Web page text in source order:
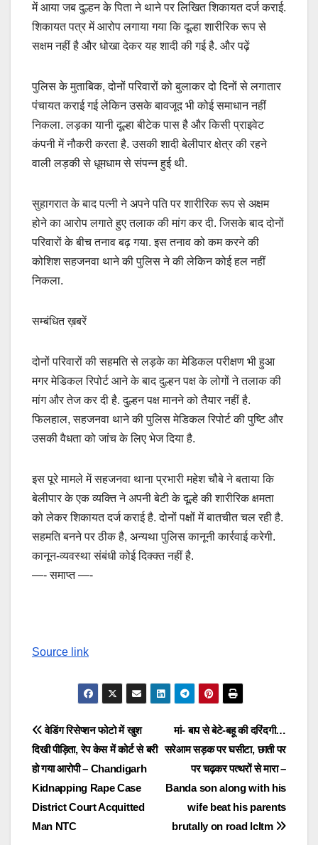
में आया जब दुल्हन के पिता ने थाने पर लिखित शिकायत दर्ज कराई.
शिकायत पत्र में आरोप लगाया गया कि दूल्हा शारीरिक रूप से
सक्षम नहीं है और धोखा देकर यह शादी की गई है. और पढ़ें
पुलिस के मुताबिक, दोनों परिवारों को बुलाकर दो दिनों से लगातार
पंचायत कराई गई लेकिन उसके बावजूद भी कोई समाधान नहीं
निकला. लड़का यानी दूल्हा बीटेक पास है और किसी प्राइवेट
कंपनी में नौकरी करता है. उसकी शादी बेलीपार क्षेत्र की रहने
वाली लड़की से धूमधाम से संपन्न हुई थी.
सुहागरात के बाद पत्नी ने अपने पति पर शारीरिक रूप से अक्षम
होने का आरोप लगाते हुए तलाक की मांग कर दी. जिसके बाद दोनों
परिवारों के बीच तनाव बढ़ गया. इस तनाव को कम करने की
कोशिश सहजनवा थाने की पुलिस ने की लेकिन कोई हल नहीं
निकला.
सम्बंधित ख़बरें
दोनों परिवारों की सहमति से लड़के का मेडिकल परीक्षण भी हुआ
मगर मेडिकल रिपोर्ट आने के बाद दुल्हन पक्ष के लोगों ने तलाक की
मांग और तेज कर दी है. दुल्हन पक्ष मानने को तैयार नहीं है.
फिलहाल, सहजनवा थाने की पुलिस मेडिकल रिपोर्ट की पुष्टि और
उसकी वैधता को जांच के लिए भेज दिया है.
इस पूरे मामले में सहजनवा थाना प्रभारी महेश चौबे ने बताया कि
बेलीपार के एक व्यक्ति ने अपनी बेटी के दूल्हे की शारीरिक क्षमता
को लेकर शिकायत दर्ज कराई है. दोनों पक्षों में बातचीत चल रही है.
सहमति बनने पर ठीक है, अन्यथा पुलिस कानूनी कार्रवाई करेगी.
कानून-व्यवस्था संबंधी कोई दिक्क्त नहीं है.
—- समाप्त —-
Source link
Post
navigation
मां- बाप से बेटे-बहू की दरिंदगी…
सरेआम सड़क पर घसीटा, छाती पर
पर चढ़कर पत्थरों से मारा –
Banda son along with his
wife beat his parents
brutally on road lcltm
वेडिंग रिसेप्शन फोटो में खुश
दिखी पीड़िता, रेप केस में कोर्ट से बरी
हो गया आरोपी – Chandigarh
Kidnapping Rape Case
District Court Acquitted
Man NTC